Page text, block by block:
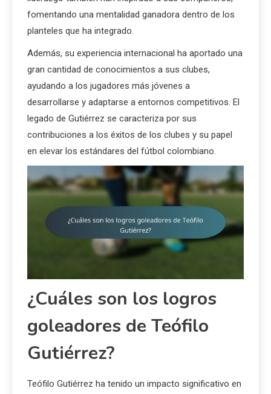
fomentando una mentalidad ganadora dentro de los
planteles que ha integrado.
Además, su experiencia internacional ha aportado una
gran cantidad de conocimientos a sus clubes,
ayudando a los jugadores más jóvenes a
desarrollarse y adaptarse a entornos competitivos. El
legado de Gutiérrez se caracteriza por sus
contribuciones a los éxitos de los clubes y su papel
en elevar los estándares del fútbol colombiano.
¿Cuáles son los logros
goleadores de Teófilo
Gutiérrez?
Teófilo Gutiérrez ha tenido un impacto significativo en